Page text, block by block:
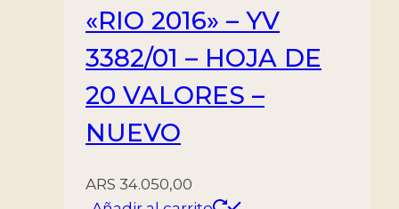
«RIO 2016» – YV
3382/01 – HOJA DE
20 VALORES –
NUEVO
ARS 34.050,00